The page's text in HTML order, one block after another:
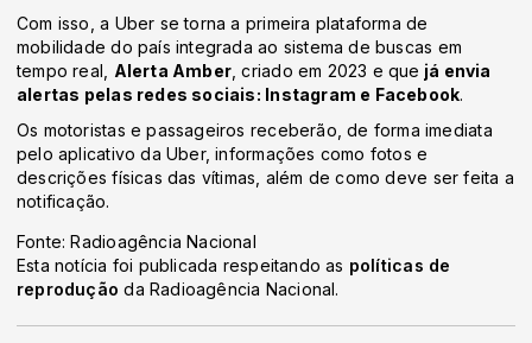
Com isso, a Uber se torna a primeira plataforma de
mobilidade do país integrada ao sistema de buscas em
tempo real, Alerta Amber , criado em 2023 e que já envia
alertas pelas redes sociais: Instagram e Facebook.
Os motoristas e passageiros receberão, de forma imediata
pelo aplicativo da Uber, informações como fotos e
descrições físicas das vítimas, além de como deve ser feita a
notificação.
Fonte: Radioagência Nacional
Esta notícia foi publicada respeitando as políticas de
reprodução da Radioagência Nacional.